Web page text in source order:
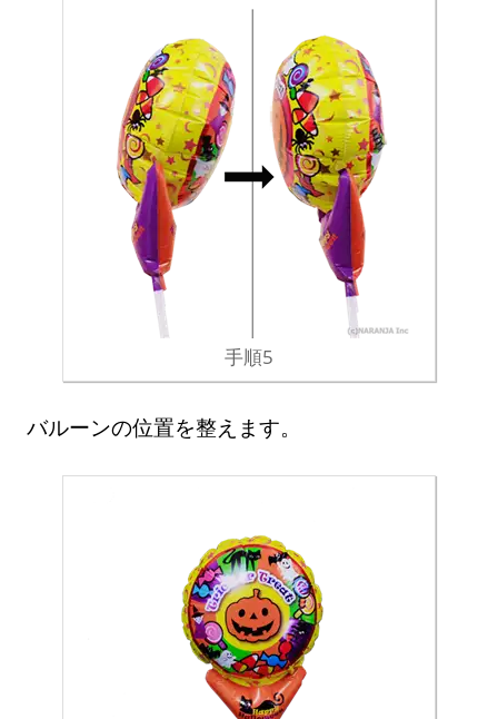
手順5
バルーンの位置を整えます。